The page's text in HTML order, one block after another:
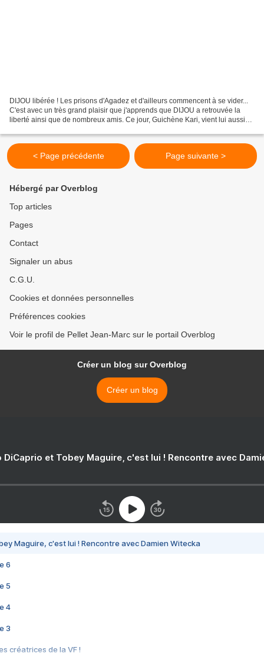
DIJOU libérée ! Les prisons d'Agadez et d'ailleurs commencent à se vider...
C'est avec un très grand plaisir que j'apprends que DIJOU a retrouvée la
liberté ainsi que de nombreux amis. Ce jour, Guichène Kari, vient lui aussi
< Page précédente Page suivante >
Hébergé par Overblog
Top articles
Pages
Contact
Signaler un abus
C.G.U.
Cookies et données personnelles
Préférences cookies
Voir le profil de Pellet Jean-Marc sur le portail Overblog
Créer un blog sur Overblog
Créer un blog
DiCaprio et Tobey Maguire, c'est lui ! Rencontre avec
Maguire, c'est lui ! Rencontre avec Damien Witecka
6
5
4
3
créatrices de la VF !